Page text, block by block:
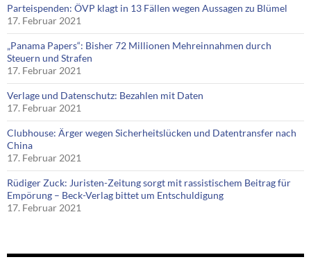
Parteispenden: ÖVP klagt in 13 Fällen wegen Aussagen zu Blümel
17. Februar 2021
„Panama Papers“: Bisher 72 Millionen Mehreinnahmen durch
Steuern und Strafen
17. Februar 2021
Verlage und Datenschutz: Bezahlen mit Daten
17. Februar 2021
Clubhouse: Ärger wegen Sicherheitslücken und Datentransfer nach
China
17. Februar 2021
Rüdiger Zuck: Juristen-Zeitung sorgt mit rassistischem Beitrag für
Empörung – Beck-Verlag bittet um Entschuldigung
17. Februar 2021